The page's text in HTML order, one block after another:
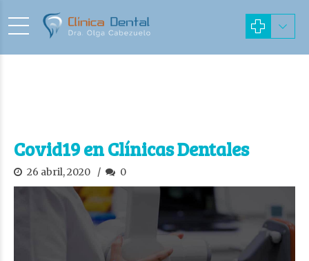
Covid19 en Clínicas Dentales
26 abril, 2020 0